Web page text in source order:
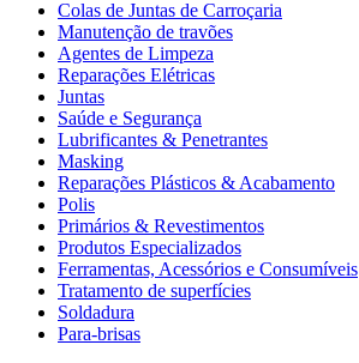
Colas de Juntas de Carroçaria
Manutenção de travões
Agentes de Limpeza
Reparações Elétricas
Juntas
Saúde e Segurança
Lubrificantes & Penetrantes
Masking
Reparações Plásticos & Acabamento
Polis
Primários & Revestimentos
Produtos Especializados
Ferramentas, Acessórios e Consumíveis
Tratamento de superfícies
Soldadura
Para-brisas